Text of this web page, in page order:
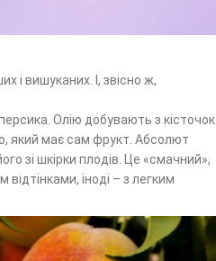
і вишуканих. І, звісно ж,
Олію добувають з кісточок
який має сам фрукт. Абсолют
зі шкірки плодів. Це «смачний»,
іноді – з легким